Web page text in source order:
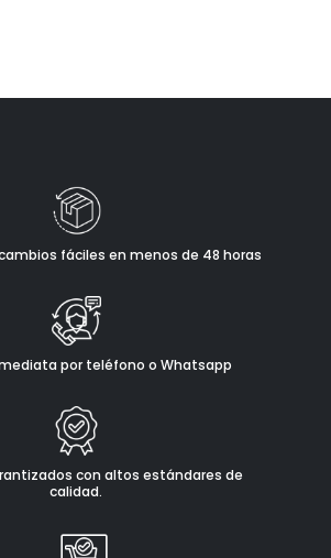
fáciles en menos de 48 horas
por teléfono o Whatsapp
con altos estándares de
calidad.